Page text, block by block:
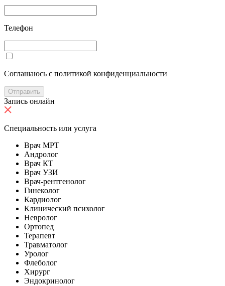
Телефон
Cоглашаюсь с политикой конфиденциальности
Отправить
Запись онлайн
Специальность или услуга
Врач МРТ
Андролог
Врач КТ
Врач УЗИ
Врач-рентгенолог
Гинеколог
Кардиолог
Клинический психолог
Невролог
Ортопед
Терапевт
Травматолог
Уролог
Флеболог
Хирург
Эндокринолог